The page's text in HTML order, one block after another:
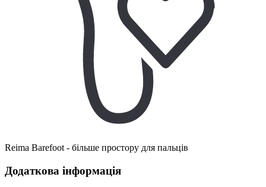
Reima Barefoot - більше простору для пальців
Додаткова інформація